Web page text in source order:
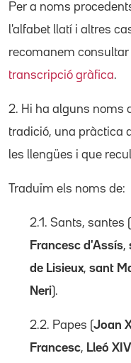
Per a noms
l'alfabet llatí i altres
recomanem
transcripció gràfica.
2. Hi ha alguns noms
tradició, una pràctica
les llengües i que
Traduïm els noms de:
2.1. Sants, santes (
Francesc d'Assís,
de Lisieux, sant
Neri).
2.2. Papes (Joan
Francesc, Lleó XIV